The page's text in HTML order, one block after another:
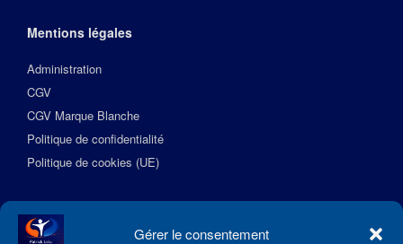
Gérer le consentement
Mentions légales
Administration
CGV
CGV Marque Blanche
Politique de confidentialité
Politique de cookies (UE)
Suivez l’Académie EquilibreSante